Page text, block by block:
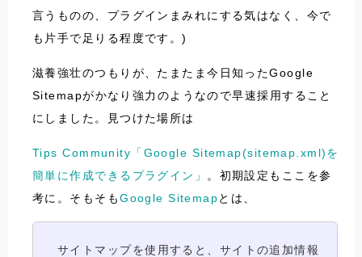
言うものの、プラグインまみれにする気はなく、今で
も片手で足りる程度です。)
滋養強壮のつもりが、たまたま今日知ったGoogle
Sitemapがかなり強力のようなので早速採用すること
にしました。見つけた場所は
Tips Community「Google Sitemap(sitemap.xml)を
簡単に作成できるプラグイン」
。初期設定もここを参
考に。そもそもGoogle Sitemapとは、
サイトマップを使用すると、サイトの追加情報